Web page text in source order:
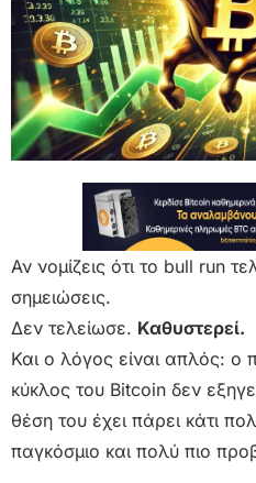
Αν νομίζεις ότι το bull run
σημειώσεις.
Δεν τελείωσε. Καθυστερεί.
Και ο λόγος είναι απλός: ο
κύκλος του Bitcoin δεν
θέση του έχει πάρει κάτι
παγκόσμιο και πολύ πιο